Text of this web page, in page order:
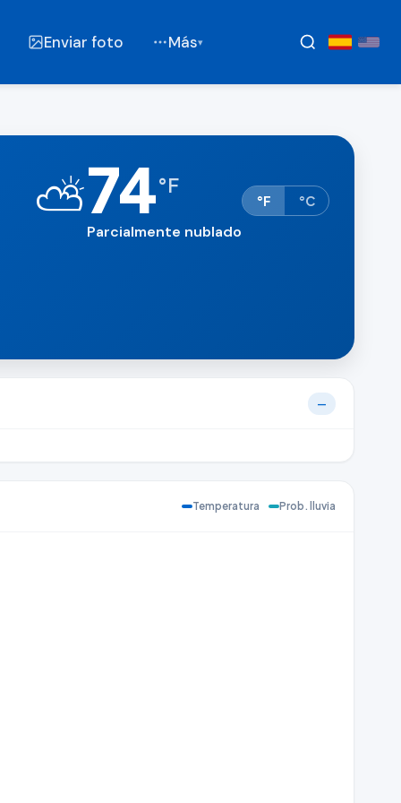
Enviar foto Más▾
⛅74°F
Parcialmente nublado
°F °C
—
Temperatura Prob. lluvia